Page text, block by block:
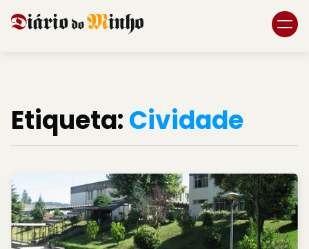
Etiqueta:Cividade